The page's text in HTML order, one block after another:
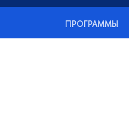
ПРОГРАММЫ